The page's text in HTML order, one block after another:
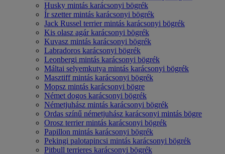
Husky mintás karácsonyi bögrék
Ír szetter mintás karácsonyi bögrék
Jack Russel terrier mintás karácsonyi bögrék
Kis olasz agár karácsonyi bögrék
Kuvasz mintás karácsonyi bögrék
Labradoros karácsonyi bögrék
Leonbergi mintás karácsonyi bögrék
Máltai selyemkutya mintás karácsonyi bögrék
Masztiff mintás karácsonyi bögrék
Mopsz mintás karácsonyi bögre
Német dogos karácsonyi bögrék
Németjuhász mintás karácsonyi bögrék
Ordas színű németjuhász karácsonyi mintás bögre
Orosz terrier mintás karácsonyi bögrék
Papillon mintás karácsonyi bögrék
Pekingi palotapincsi mintás karácsonyi bögrék
Pitbull terrieres karácsonyi bögrék